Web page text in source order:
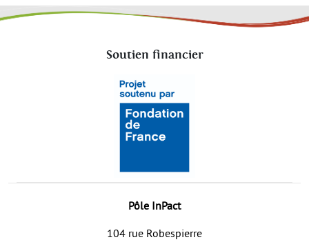
Soutien financier
Pôle InPact
104 rue Robespierre